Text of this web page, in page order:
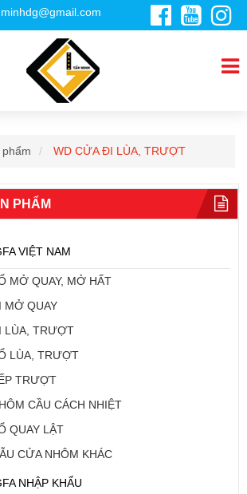
phẩm WD CỬA ĐI LÙA, TRƯỢT
PHẨM
VIỆT NAM
MỞ QUAY, MỞ HẤT
MỞ QUAY
LÙA, TRƯỢT
LÙA, TRƯỢT
TRƯỢT
CẦU CÁCH NHIỆT
QUAY LẬT
CỬA NHÔM KHÁC
NHẬP KHẨU